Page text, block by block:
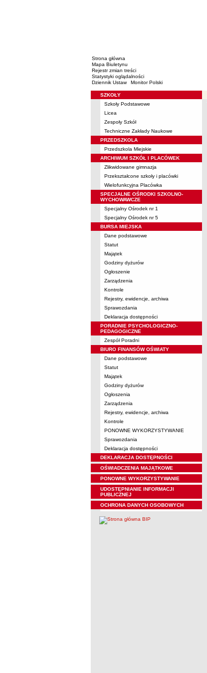
Strona główna
Mapa Biuletynu
Rejestr zmian treści
Statystyki oglądalności
Dziennik Ustaw
Monitor Polski
Menu
SZKOŁY
Szkoły Podstawowe
Licea
Zespoły Szkół
Techniczne Zakłady Naukowe
PRZEDSZKOLA
Przedszkola Miejskie
ARCHIWUM SZKÓŁ I PLACÓWEK
Zlikwidowane gimnazja
Przekształcone szkoły i placówki
Wielofunkcyjna Placówka
SPECJALNE OŚRODKI SZKOLNO-
WYCHOWAWCZE
Specjalny Ośrodek nr 1
Specjalny Ośrodek nr 5
BURSA MIEJSKA
Dane podstawowe
Statut
Majątek
Godziny dyżurów
Ogłoszenie
Zarządzenia
Kontrole
Rejestry, ewidencje, archiwa
Sprawozdania
Deklaracja dostępności
PORADNIE PSYCHOLOGICZNO-
PEDAGOGICZNE
Zespół Poradni
BIURO FINANSÓW OŚWIATY
Dane podstawowe
Statut
Majątek
Godziny dyżurów
Ogłoszenia
Zarządzenia
Rejestry, ewidencje, archiwa
Kontrole
PONOWNE WYKORZYSTYWANIE
Sprawozdania
Deklaracja dostępności
DEKLARACJA DOSTĘPNOŚCI
OŚWIADCZENIA MAJĄTKOWE
PONOWNE WYKORZYSTYWANIE
UDOSTĘPNIANIE INFORMACJI
PUBLICZNEJ
OCHRONA DANYCH OSOBOWYCH